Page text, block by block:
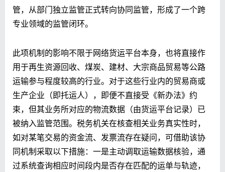
管，从部门独立监管正式转向协同监管，形成了一个跨
专业领域的监管闭环。
此项机制的影响不限于网络货运平台本身，也将直接作
用于再生资源回收、煤炭、建材、大宗商品贸易等公路
运输参与程度较高的行业。对于这些行业内的贸易商或
生产企业（即托运人），即便不直接受《新办法》约
束，但其业务所对应的物流数据（由货运平台记录）已
被纳入监管范围。税务机关在核查相关业务真实性时，
如对某笔交易的资金流、发票流存在疑问，可借助该协
同机制采取以下措施：一是主动调取运输数据核验，通
过系统查询相应时间段内是否存在匹配的运单与轨迹，